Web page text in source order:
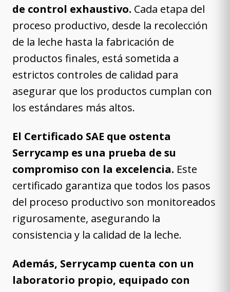
de control exhaustivo. Cada etapa del
proceso productivo, desde la recolección
de la leche hasta la fabricación de
productos finales, está sometida a
estrictos controles de calidad para
asegurar que los productos cumplan con
los estándares más altos.
El Certificado SAE que ostenta
Serrycamp es una prueba de su
compromiso con la excelencia. Este
certificado garantiza que todos los pasos
del proceso productivo son monitoreados
rigurosamente, asegurando la
consistencia y la calidad de la leche.
Además, Serrycamp cuenta con un
laboratorio propio, equipado con